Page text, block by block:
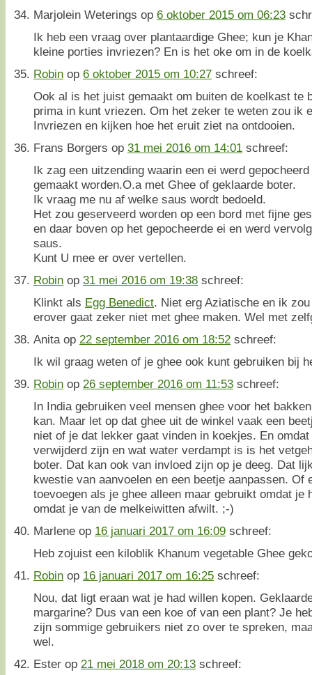
Marjolein Weterings op 6 oktober 2015 om 06:23
Ik heb een vraag over plantaardige Ghee; kun je
kleine porties invriezen? En is het oke om in de
Robin op 6 oktober 2015 om 10:27 schreef:
Ook al is het juist gemaakt om buiten de koelkast te
prima in kunt vriezen. Om het zeker te weten zou ik
Invriezen en kijken hoe het eruit ziet na ontdooien.
Frans Borgers op 31 mei 2016 om 14:01 schreef:
Ik zag een uitzending waarin een ei werd
gemaakt worden.O.a met Ghee of geklaarde boter.
Ik vraag me nu af welke saus wordt bedoeld.
Het zou geserveerd worden op een bord met fijne
en daar boven op het gepocheerde ei en werd
saus.
Kunt U mee er over vertellen.
Robin op 31 mei 2016 om 19:38 schreef:
Klinkt als Egg Benedict. Niet erg Aziatische en ik
erover gaat zeker niet met ghee maken. Wel met
Anita op 22 september 2016 om 18:52 schreef:
Ik wil graag weten of je ghee ook kunt gebruiken bij
Robin op 26 september 2016 om 11:53 schreef:
In India gebruiken veel mensen ghee voor het
kan. Maar let op dat ghee uit de winkel vaak een
niet of je dat lekker gaat vinden in koekjes. En
verwijderd zijn en wat water verdampt is is het
boter. Dat kan ook van invloed zijn op je deeg. Dat
kwestie van aanvoelen en een beetje aanpassen. Of
toevoegen als je ghee alleen maar gebruikt omdat je
omdat je van de melkeiwitten afwilt. ;-)
Marlene op 16 januari 2017 om 16:09 schreef:
Heb zojuist een kiloblik Khanum vegetable Ghee
Robin op 16 januari 2017 om 16:25 schreef:
Nou, dat ligt eraan wat je had willen kopen.
margarine? Dus van een koe of van een plant? Je
zijn sommige gebruikers niet zo over te spreken,
wel.
Ester op 21 mei 2018 om 20:13 schreef: